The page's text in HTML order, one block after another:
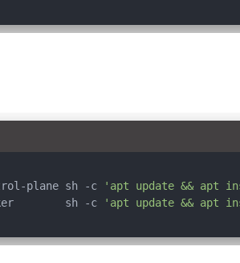
plane sh -c
'apt update && apt
sh -c 'apt update && apt